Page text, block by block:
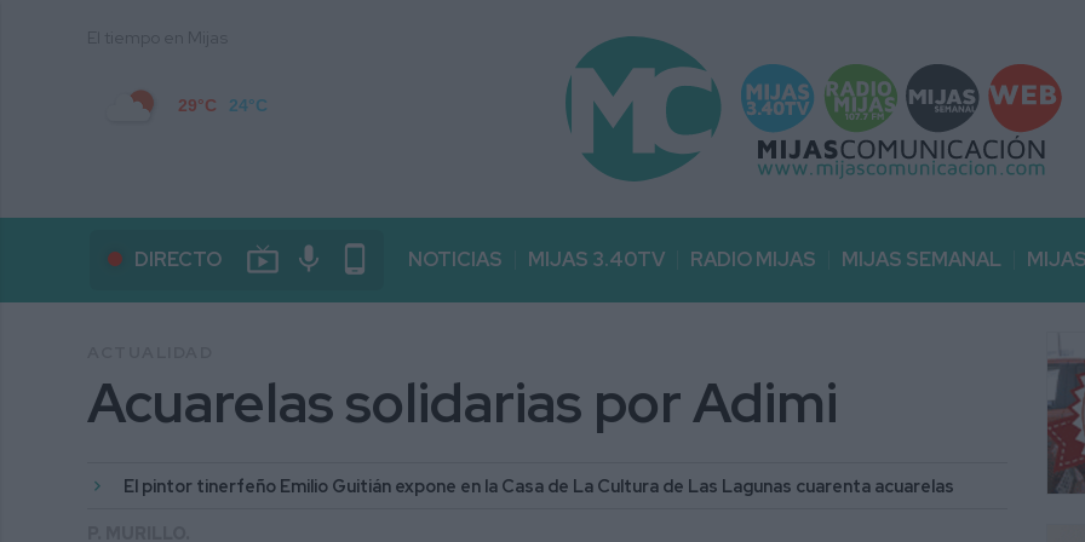
29°C 24°C
DIRECTO live_tv mic phone_android NOTICIAS MIJAS 3.40TV RADIO MIJAS MIJAS SEMANAL
Acuarelas solidarias por Adimi
El pintor tinerfeño Emilio Guitián expone en la Casa de La Cultura de Las Lagunas cuarenta acuarelas